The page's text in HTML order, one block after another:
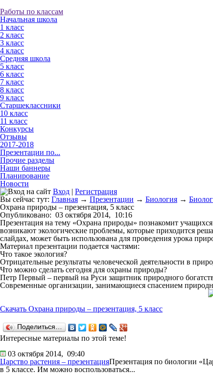
Работы по классам
Начальная школа
1 класс
2 класс
3 класс
4 класс
Средняя школа
5 класс
6 класс
7 класс
8 класс
9 класс
Старшеклассники
10 класс
11 класс
Конкурсы
Отзывы
2017-2018
Презентации по...
Прочие разделы
Наши баннеры
Планирование
Новости
Вход | Регистрация
Вы сейчас тут: Главная → Презентации → Биология →
Охрана природы – презентация, 5 класс
Опубликовано: 03 октября 2014, 10:16
Презентация на тему «Охрана природы» познакомит
возникают экологические проблемы, которые приходится
слайдах, может быть использована для проведения урока
Материал презентации подается частями:
Что такое экология?
Отрицательные результаты человеческой деятельности в
Что можно сделать сегодня для охраны природы?
Петр Первый – первый на Руси защитник природного
Современные организации, занимающиеся спасением
Скачать Охрана природы – презентация, 5 класс
Поделиться…
Интересные материалы по этой теме!
03 октября 2014, 09:40
Царство растения – презентацияПрезентация по биологии
в 5 классе. Им можно воспользоваться...